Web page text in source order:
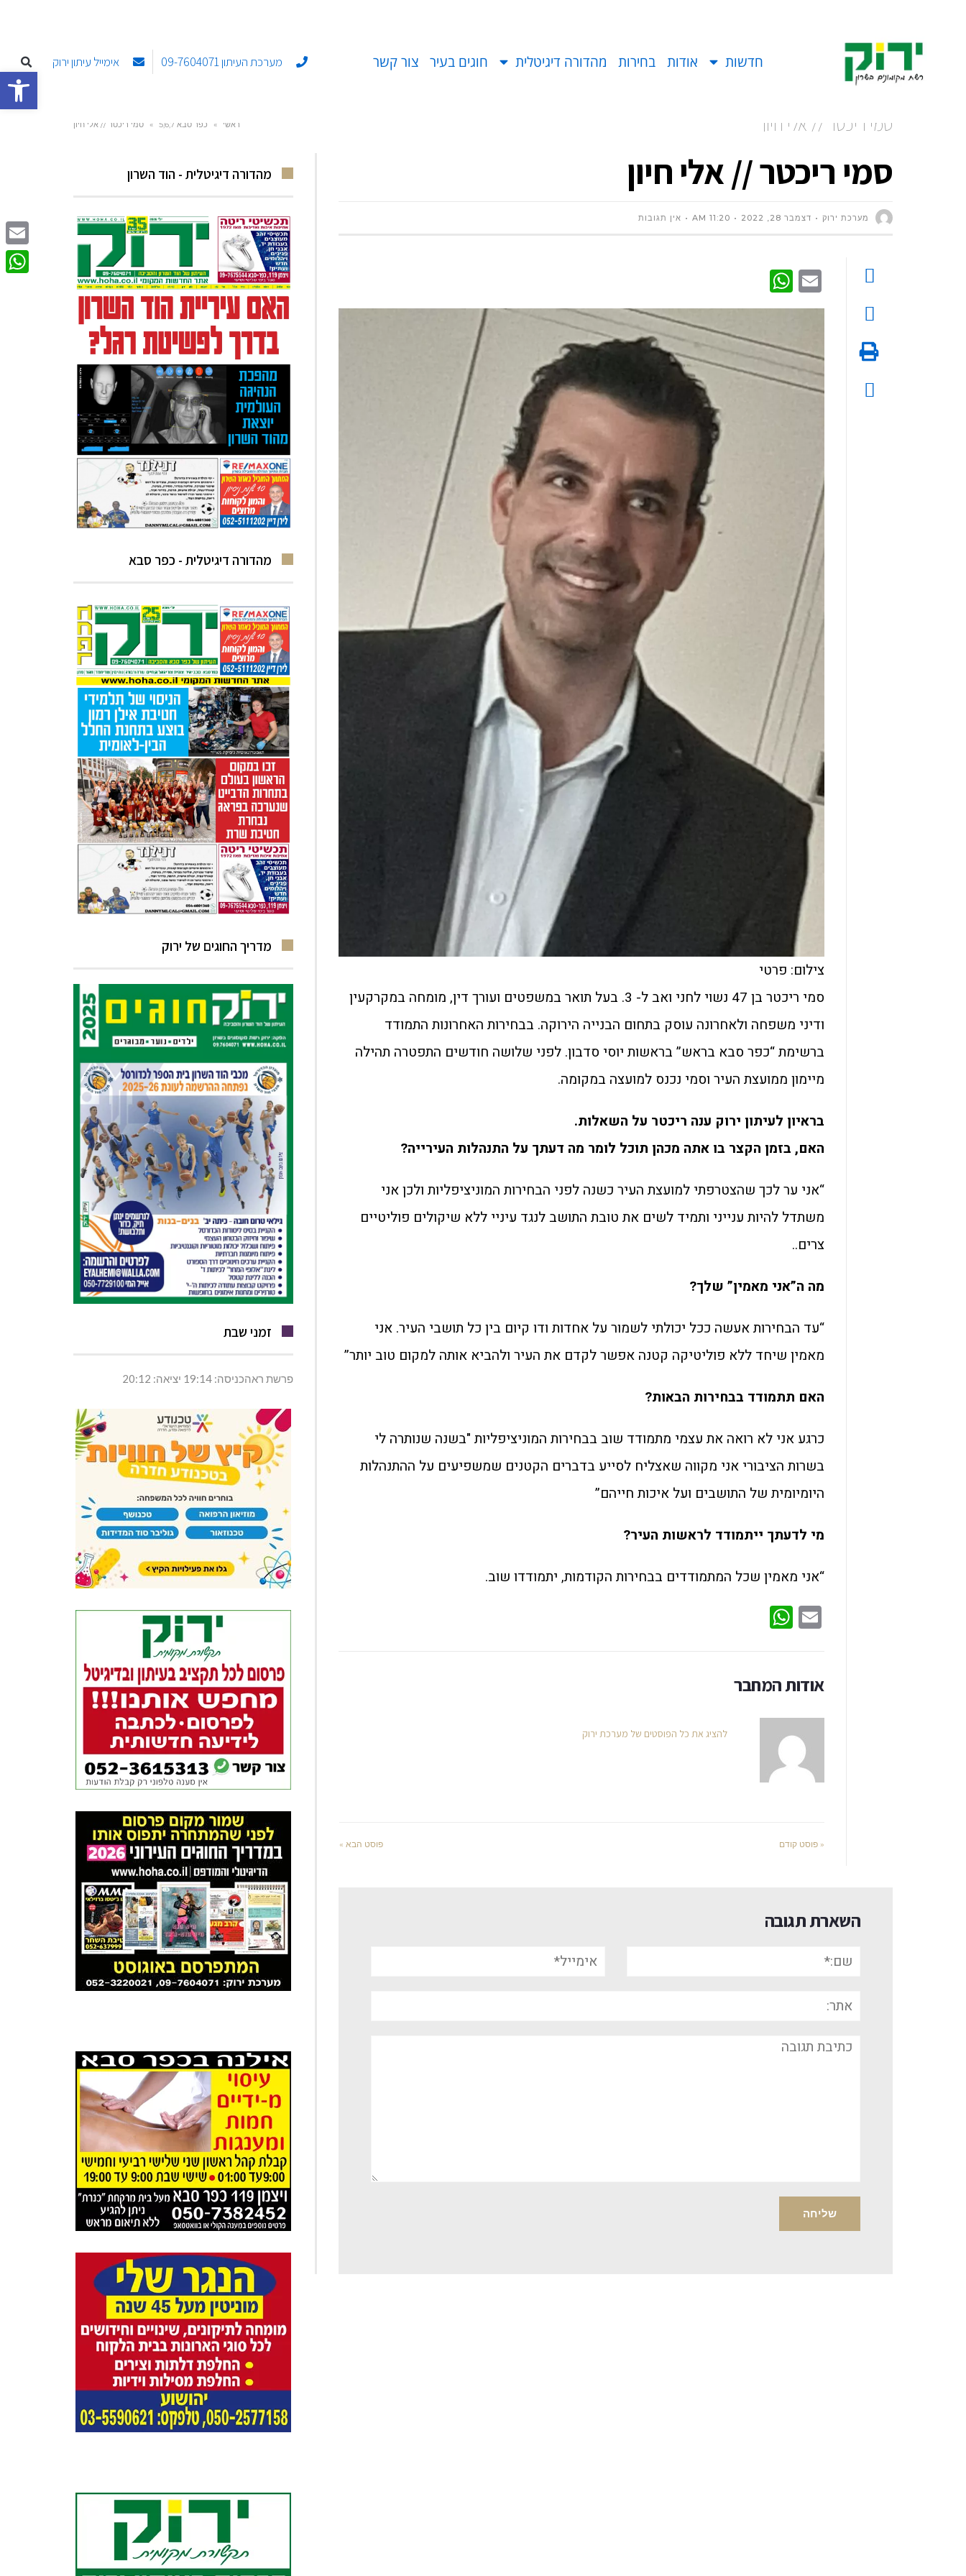
פתח חדשות אודות בחירות מהדורה דיגיטלית חוגים בעיר צור קשר מערכת העיתון 09-7604071 אימייל עיתון ירוק
סמי ריכטר // אלי חיון ראשי » כפר סבא 5,6,7 » סמי ריכטר // אלי חיון
סמי ריכטר // אלי חיון
מערכת ירוק דצמבר 28, 2022 11:20 AM אין תגובות
Email
צילום: פרטי
סמי ריכטר בן 47 נשוי לחני ואב ל- 3. בעל תואר במשפטים ועורך דין, מומחה במקרקעין
ודיני משפחה ולאחרונה עוסק בתחום הבנייה הירוקה. בבחירות האחרונות התמודד
ברשימת “כפר סבא בראש” בראשות יוסי סדבון. לפני שלושה חודשים התפטרה תהילה
מיימון ממועצת העיר וסמי נכנס למועצה במקומה.
בראיון לעיתון ירוק ענה ריכטר על השאלות.
האם, בזמן הקצר בו אתה מכהן תוכל לומר מה דעתך על התנהלות העירייה?
“אני ער לכך שהצטרפתי למועצת העיר כשנה לפני הבחירות המוניציפליות ולכן אני
משתדל להיות ענייני ותמיד לשים את טובת התושב לנגד עיניי ללא שיקולים פוליטיים
צרים..
מה ה”אני מאמין” שלך?
“עד הבחירות אעשה ככל יכולתי לשמור על אחדות ודו קיום בין כל תושבי העיר. אני
מאמין שיחד ללא פוליטיקה קטנה אפשר לקדם את העיר ולהביא אותה למקום טוב יותר”
האם תתמודד בבחירות הבאות?
כרגע אני לא רואה את עצמי מתמודד שוב בבחירות המוניציפליות "בשנה שנותרה לי
בשרות הציבורי אני מקווה שאצליח לסייע בדברים הקטנים שמשפיעים על ההתנהלות
היומיומית של התושבים ועל איכות חייהם”
מי לדעתך ייתמודד לראשות העיר?
“אני מאמין שכל המתמודדים בבחירות הקודמות, יתמודדו שוב.
Email
אודות המחבר
להציג את כל הפוסטים של מערכת ירוק
« פוסט קודם פוסט הבא »
השארת תגובה
אימייל*
תגובה
מהדורה דיגיטלית - הוד השרון
מהדורה דיגיטלית - כפר סבא
מדריך החוגים של ירוק
זמני שבת
פרשת ראהכניסה: 19:14 יציאה: 20:12